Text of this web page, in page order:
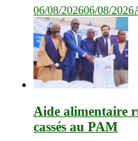
06/08/202606/08/2026
Aide alimentaire
cassés au PAM